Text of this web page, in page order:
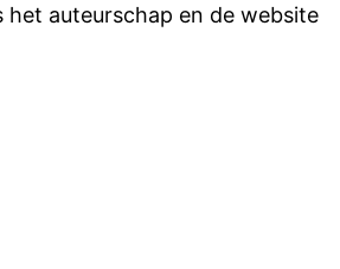
het auteurschap en de website